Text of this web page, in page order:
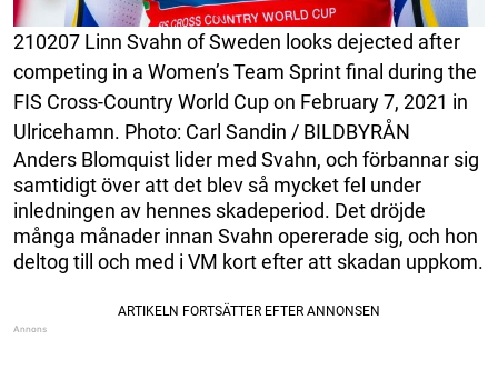
210207 Linn Svahn of Sweden looks dejected after
competing in a Women’s Team Sprint final during the
FIS Cross-Country World Cup on February 7, 2021 in
Ulricehamn. Photo: Carl Sandin / BILDBYRÅN
Anders Blomquist lider med Svahn, och förbannar sig
samtidigt över att det blev så mycket fel under
inledningen av hennes skadeperiod. Det dröjde
många månader innan Svahn opererade sig, och hon
deltog till och med i VM kort efter att skadan uppkom.